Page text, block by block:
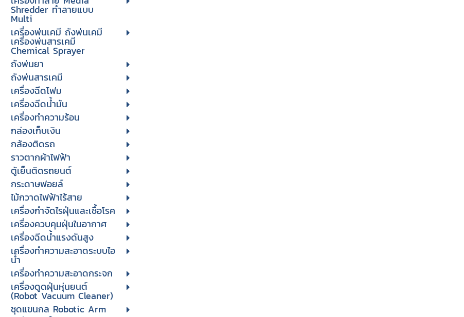
Shredder ทำลายแบบ
Multi
เครื่องพ่นเคมี ถังพ่นเคมี
เครื่องพ่นสารเคมี
Chemical Sprayer
ถังพ่นยา
ถังพ่นสารเคมี
เครื่องฉีดโฟม
เครื่องฉีดน้ำมัน
เครื่องทำความร้อน
กล่องเก็บเงิน
กล้องติดรถ
ราวตากผ้าไฟฟ้า
ตู้เย็นติดรถยนต์
กระดาษฟอยล์
ไม้กวาดไฟฟ้าไร้สาย
เครื่องกำจัดไรฝุ่นและเชื้อโรค
เครื่องควบคุมฝุ่นในอากาศ
เครื่องฉีดน้ำแรงดันสูง
เครื่องทำความสะอาดระบบไอ
น้ำ
เครื่องทำความสะอาดกระจก
เครื่องดูดฝุ่นหุ่นยนต์
(Robot Vacuum Cleaner)
ชุดแขนกล Robotic Arm